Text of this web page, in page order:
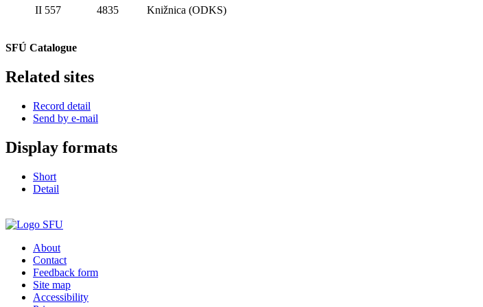
II 557
4835 Knižnica (ODKS)
SFÚ Catalogue
Related sites
Record detail
Send by e-mail
Display formats
Short
Detail
About
Contact
Feedback form
Site map
Accessibility